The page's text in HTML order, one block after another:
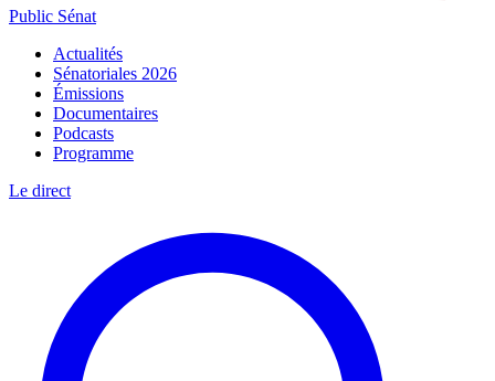
Public Sénat
Actualités
Sénatoriales 2026
Émissions
Documentaires
Podcasts
Programme
Le direct